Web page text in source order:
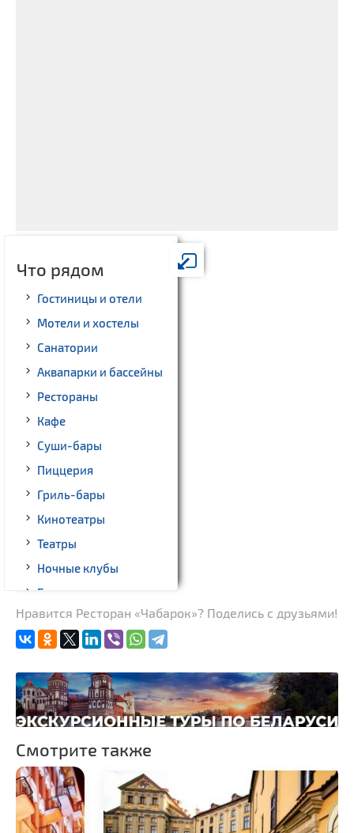
Что рядом
Гостиницы и отели
Мотели и хостелы
Санатории
Аквапарки и бассейны
Рестораны
Кафе
Суши-бары
Пиццерия
Гриль-бары
Кинотеатры
Театры
Ночные клубы
Боулинг
Бильярд
Казино
универмаги
Пассажирские
перевозки
Гражданская
архитектура
Замки и дворцы
Церкви
Нравится Ресторан «Чабарок»? Поделись с друзьями!
Смотрите также